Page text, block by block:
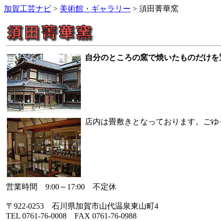
加賀工芸ナビ > 美術館・ギャラリー > 須田菁華窯
自分のところの窯で焼いたものだけ
店内は畳敷きとなっております。ご
営業時間 9:00～17:00 不定休
〒922-0253 石川県加賀市山代温泉東山町4
TEL 0761-76-0008 FAX 0761-76-0988